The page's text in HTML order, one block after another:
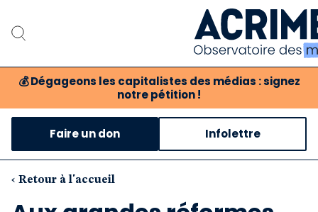
💰 Dégageons les capitalistes des médias : signez
notre pétition !
Notre critique des
Faire un don Infolettre
‹ Retour à l'accueil